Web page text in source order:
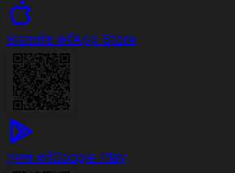
डाउनलोड करेंApp Store
प्राप्त करेंGoogle Play